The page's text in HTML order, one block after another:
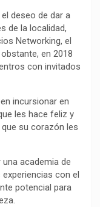
deseo de dar a
de la localidad,
Networking, el
en 2018
con invitados
incursionar en
les hace feliz y
su corazón les
academia de
con el
potencial para